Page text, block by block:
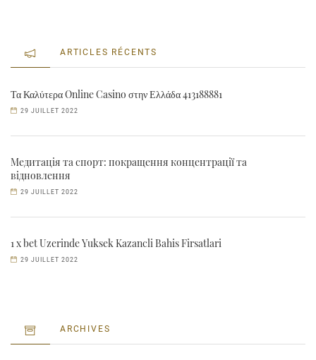
ARTICLES RÉCENTS
Τα Καλύτερα Online Casino στην Ελλάδα 413188881
29 JUILLET 2022
Медитація та спорт: покращення концентрації та
відновлення
29 JUILLET 2022
1 x bet Uzerinde Yuksek Kazancli Bahis Firsatlari
29 JUILLET 2022
ARCHIVES